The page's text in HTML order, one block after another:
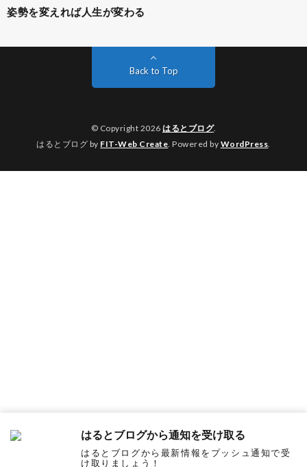
姿勢を変えれば人生が変わる
Back to Top
© Copyright 2026 はるとブログ.
はるとブログ by FIT-Web Create. Powered by WordPress.
はるとブログから通知を受け取る
はるとブログから最新情報をプッシュ通知で受
け取りましょう！